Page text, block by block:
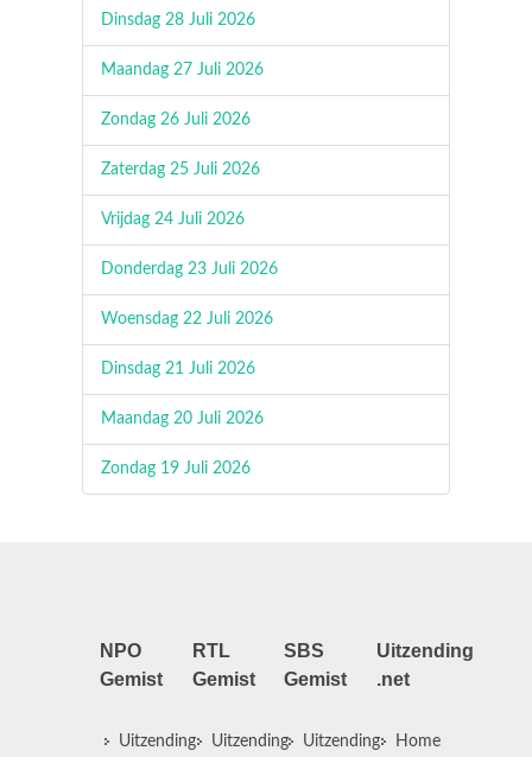
Dinsdag 28 Juli 2026
Maandag 27 Juli 2026
Zondag 26 Juli 2026
Zaterdag 25 Juli 2026
Vrijdag 24 Juli 2026
Donderdag 23 Juli 2026
Woensdag 22 Juli 2026
Dinsdag 21 Juli 2026
Maandag 20 Juli 2026
Zondag 19 Juli 2026
NPO
Gemist
Uitzending
RTL
Gemist
Uitzending
SBS
Gemist
Uitzending
Uitzending
.net
Home